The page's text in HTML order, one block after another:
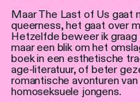
Maar The Last of Us gaat
queerness, het gaat over
Hetzelfde beweer ik graag
maar een blik om het
boek in een esthetische
age-literatuur, of beter
romantische avonturen
homoseksuele jongens.